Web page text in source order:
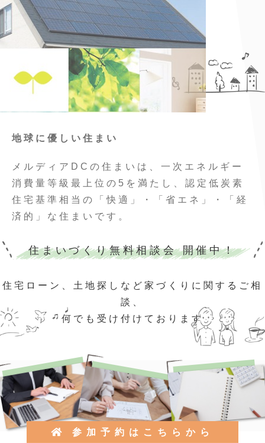
地球に優しい住まい
消費量等級最上位の5を満たし、認定低炭素
済的」な住まいです。
住まいづくり無料相談会 開催中！
住宅ローン、⼟地探しなど家づくりに関するご相
談、
何でも受け付けております
参加予約はこちらから